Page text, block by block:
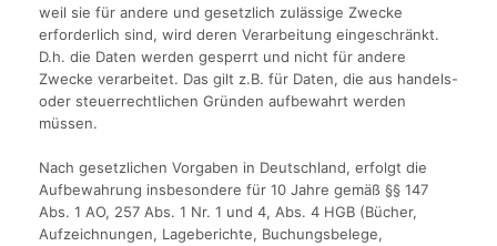
weil sie für andere und gesetzlich zulässige Zwecke
erforderlich sind, wird deren Verarbeitung eingeschränkt.
D.h. die Daten werden gesperrt und nicht für andere
Zwecke verarbeitet. Das gilt z.B. für Daten, die aus handels-
oder steuerrechtlichen Gründen aufbewahrt werden
müssen.
Nach gesetzlichen Vorgaben in Deutschland, erfolgt die
Aufbewahrung insbesondere für 10 Jahre gemäß §§ 147
Abs. 1 AO, 257 Abs. 1 Nr. 1 und 4, Abs. 4 HGB (Bücher,
Aufzeichnungen, Lageberichte, Buchungsbelege,